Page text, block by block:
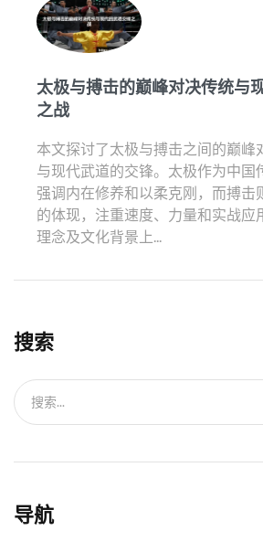
太极与搏击的巅峰对决传统与
之战
本文探讨了太极与搏击之间的巅峰
与现代武道的交锋。太极作为中国
强调内在修养和以柔克刚，而搏击
的体现，注重速度、力量和实战应
理念及文化背景上...
搜索
搜索...
导航